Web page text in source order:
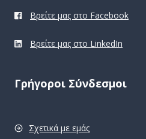
Βρείτε μας στο Facebook
Βρείτε μας στο LinkedIn
Γρήγοροι Σύνδεσμοι
Σχετικά με εμάς